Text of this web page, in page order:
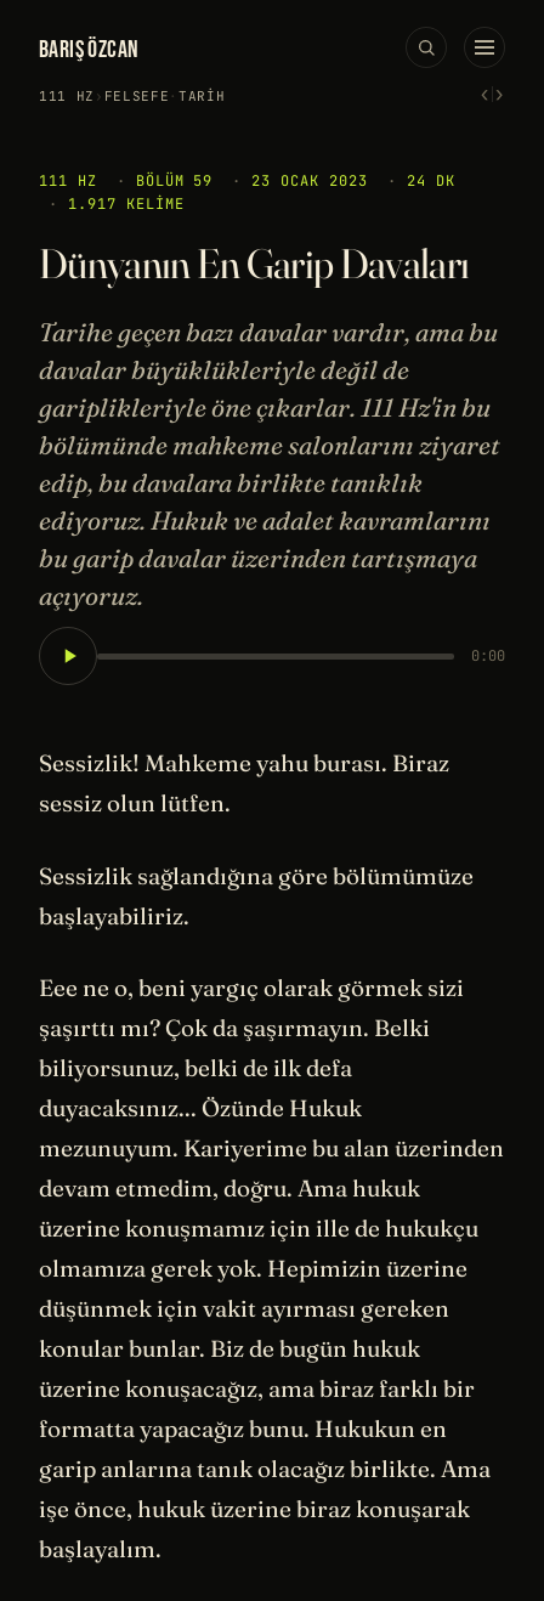
BARIŞ ÖZCAN
111 HZ › FELSEFE · TARIH ‹›
111 HZ · BÖLÜM 59 · 23 OCAK 2023 ·
24 DK
·
1.917 KELIME
Dünyanın En Garip Davaları
Tarihe geçen bazı davalar vardır, ama bu
davalar büyüklükleriyle değil de
gariplikleriyle öne çıkarlar. 111 Hz'in bu
bölümünde mahkeme salonlarını ziyaret
edip, bu davalara birlikte tanıklık
ediyoruz. Hukuk ve adalet kavramlarını
bu garip davalar üzerinden tartışmaya
açıyoruz.
0:00
Sessizlik! Mahkeme yahu burası. Biraz
sessiz olun lütfen.
Sessizlik sağlandığına göre bölümümüze
başlayabiliriz.
Eee ne o, beni yargıç olarak görmek sizi
şaşırttı mı? Çok da şaşırmayın. Belki
biliyorsunuz, belki de ilk defa
duyacaksınız... Özünde Hukuk
mezunuyum. Kariyerime bu alan üzerinden
devam etmedim, doğru. Ama hukuk
üzerine konuşmamız için ille de hukukçu
olmamıza gerek yok. Hepimizin üzerine
düşünmek için vakit ayırması gereken
konular bunlar. Biz de bugün hukuk
üzerine konuşacağız, ama biraz farklı bir
formatta yapacağız bunu. Hukukun en
garip anlarına tanık olacağız birlikte. Ama
işe önce, hukuk üzerine biraz konuşarak
başlayalım.